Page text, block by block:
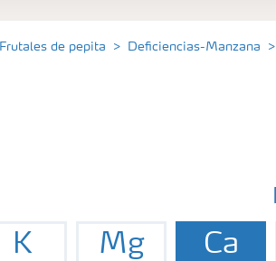
Frutales de pepita Deficiencias-Manzana
K Mg Ca